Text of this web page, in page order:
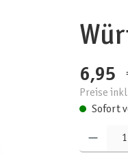
6,95
Preise
Sofort
Produkt